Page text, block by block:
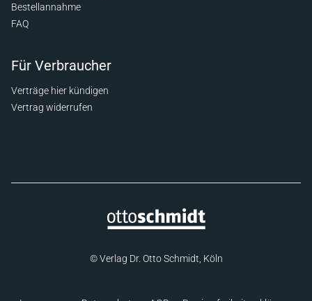
Bestellannahme
FAQ
Für Verbraucher
Verträge hier kündigen
Vertrag widerrufen
© Verlag Dr. Otto Schmidt, Köln